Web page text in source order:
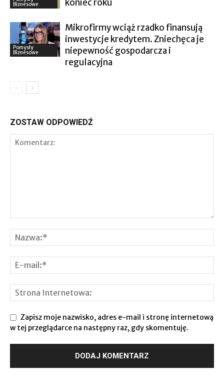
Biznesowe koniec roku
Pomysły
Biznesowe
Mikrofirmy wciąż rzadko finansują
inwestycje kredytem. Zniechęca je
niepewność gospodarcza i
regulacyjna
ZOSTAW ODPOWIEDŹ
Zapisz moje nazwisko, adres e-mail i stronę internetową
w tej przeglądarce na następny raz, gdy skomentuję.